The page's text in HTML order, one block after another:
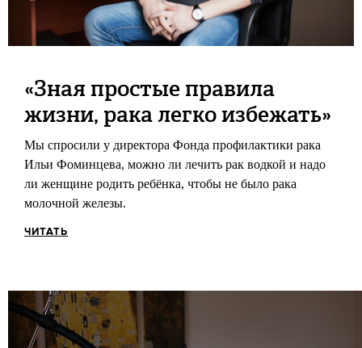
«Зная простые правила
жизни, рака легко избежать»
Мы спросили у директора Фонда профилактики рака
Ильи Фоминцева, можно ли лечить рак водкой и надо
ли женщине родить ребёнка, чтобы не было рака
молочной железы.
ЧИТАТЬ